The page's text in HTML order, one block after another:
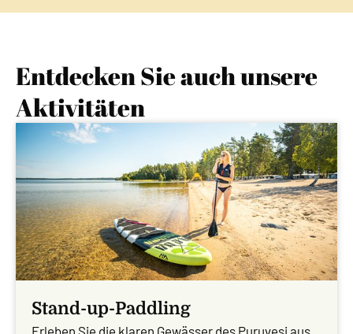
Entdecken Sie auch unsere
Aktivitäten
Stand-up-Paddling